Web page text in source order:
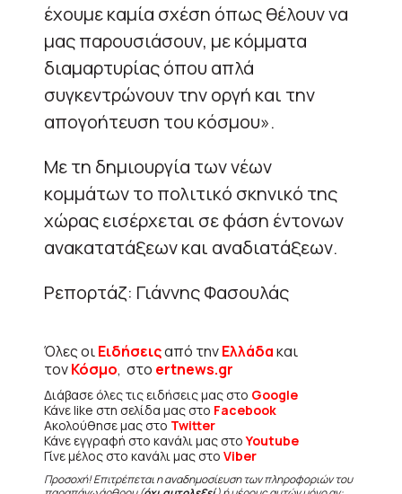
έχουμε καμία σχέση όπως θέλουν να
μας παρουσιάσουν, με κόμματα
διαμαρτυρίας όπου απλά
συγκεντρώνουν την οργή και την
απογοήτευση του κόσμου».
Με τη δημιουργία των νέων
κομμάτων το πολιτικό σκηνικό της
χώρας εισέρχεται σε φάση έντονων
ανακατατάξεων και αναδιατάξεων.
Ρεπορτάζ: Γιάννης Φασουλάς
Όλες οιΕιδήσειςαπό τηνΕλλάδακαι
τονΚόσμο, στο ertnews.gr
Διάβασε όλες τις ειδήσεις μας στο Google
Κάνε like στη σελίδα μας στο Facebook
Ακολούθησε μας στο Twitter
Κάνε εγγραφή στο κανάλι μας στοYoutube
Γίνε μέλος στο κανάλι μας στο Viber
Προσοχή! Επιτρέπεται η αναδημοσίευση των πληροφοριών του